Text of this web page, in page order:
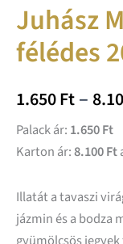
Juhász
félédes
1.650Ft–
Palack ár: 1.650 Ft
Karton ár:8.100 Ft
Illatát a tavaszi
jázmin és a bodza